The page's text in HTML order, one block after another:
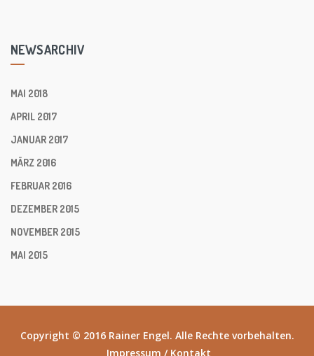
NEWSARCHIV
MAI 2018
APRIL 2017
JANUAR 2017
MÄRZ 2016
FEBRUAR 2016
DEZEMBER 2015
NOVEMBER 2015
MAI 2015
Copyright © 2016 Rainer Engel. Alle Rechte vorbehalten.
Impressum / Kontakt